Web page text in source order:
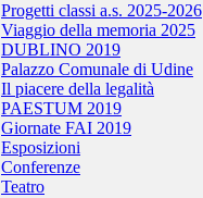
Progetti classi a.s. 2025-2026
Viaggio della memoria 2025
DUBLINO 2019
Palazzo Comunale di Udine
Il piacere della legalità
PAESTUM 2019
Giornate FAI 2019
Esposizioni
Conferenze
Teatro